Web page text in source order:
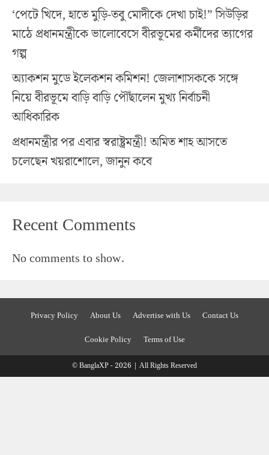
‘পেটে খিদে, হাতে মুড়ি-তবু মোদীকে দেখা চাই!” সিউড়ির
মাঠে প্রধানমন্ত্রীকে ভালোবেসে বীরভূমের কর্মীদের ত্যাগের
গল্প
অ্যাকশন মুডে ইলেকশন কমিশন! জেলাশাসককে সঙ্গে
নিয়ে বীরভূমে বাড়ি বাড়ি পৌঁছালেন মুখ্য নির্বাচনী
আধিকারিক
প্রধানমন্ত্রীর পর এবার স্বরাষ্ট্রমন্ত্রী! অমিত শাহ আসতে
চলেছেন খয়রাশোলে, জানুন কবে
Recent Comments
No comments to show.
Privacy Policy About Us Advertise with Us
Contact Us
Cookie Policy
Terms of Use
© BanglaXP - 2026 | All Rights Reserved